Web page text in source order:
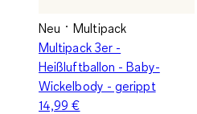
Neu
Multipack
Multipack 3er -
Heißluftballon - Baby-
Wickelbody - gerippt
14,99 €